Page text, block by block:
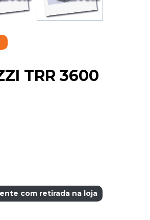
TRR 3600
com retirada na loja